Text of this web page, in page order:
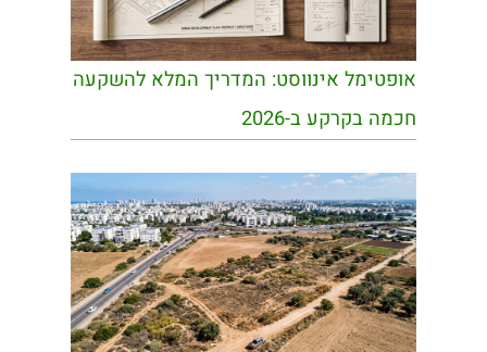
אופטימל אינווסט: המדריך המלא להשקעה
חכמה בקרקע ב-2026